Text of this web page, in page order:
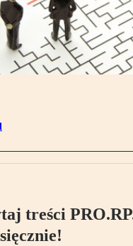
treści